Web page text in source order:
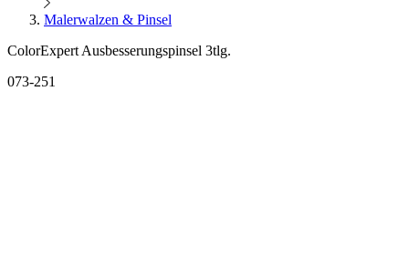
Malerwalzen & Pinsel
ColorExpert Ausbesserungspinsel 3tlg.
073-251